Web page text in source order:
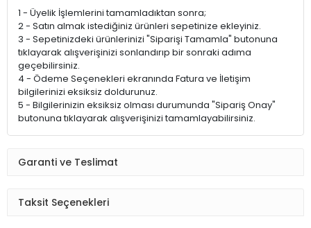
1 - Üyelik İşlemlerini tamamladıktan sonra;
2 - Satın almak istediğiniz ürünleri sepetinize ekleyiniz.
3 - Sepetinizdeki ürünlerinizi "Siparişi Tamamla" butonuna
tıklayarak alışverişinizi sonlandırıp bir sonraki adıma
geçebilirsiniz.
4 - Ödeme Seçenekleri ekranında Fatura ve İletişim
bilgilerinizi eksiksiz doldurunuz.
5 - Bilgilerinizin eksiksiz olması durumunda "Sipariş Onay"
butonuna tıklayarak alışverişinizi tamamlayabilirsiniz.
Garanti ve Teslimat
Taksit Seçenekleri